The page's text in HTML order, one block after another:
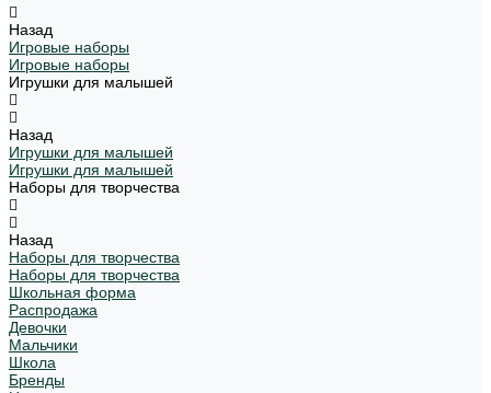
Назад
Игровые наборы
Игровые наборы
Игрушки для малышей
Назад
Игрушки для малышей
Игрушки для малышей
Наборы для творчества
Назад
Наборы для творчества
Наборы для творчества
Школьная форма
Распродажа
Девочки
Мальчики
Школа
Бренды